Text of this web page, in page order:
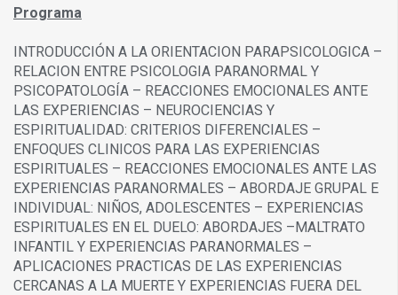
Programa
INTRODUCCIÓN A LA ORIENTACION PARAPSICOLOGICA –
RELACION ENTRE PSICOLOGIA PARANORMAL Y
PSICOPATOLOGÍA – REACCIONES EMOCIONALES ANTE
LAS EXPERIENCIAS – NEUROCIENCIAS Y
ESPIRITUALIDAD: CRITERIOS DIFERENCIALES –
ENFOQUES CLINICOS PARA LAS EXPERIENCIAS
ESPIRITUALES – REACCIONES EMOCIONALES ANTE LAS
EXPERIENCIAS PARANORMALES – ABORDAJE GRUPAL E
INDIVIDUAL: NIÑOS, ADOLESCENTES – EXPERIENCIAS
ESPIRITUALES EN EL DUELO: ABORDAJES –MALTRATO
INFANTIL Y EXPERIENCIAS PARANORMALES –
APLICACIONES PRACTICAS DE LAS EXPERIENCIAS
CERCANAS A LA MUERTE Y EXPERIENCIAS FUERA DEL